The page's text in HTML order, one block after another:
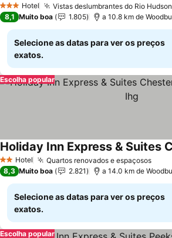
3 EstrelasHotel Vistas deslumbrantes do Rio Hudson
8,1 Muito boa 1.805
Selecione as datas para ver os preços
exatos.
Escolha popular
2 Estrelas
Hotel Quartos renovados e espaçosos
8,3 Muito boa 2.821
Selecione as datas para ver os preços
exatos.
Escolha popular